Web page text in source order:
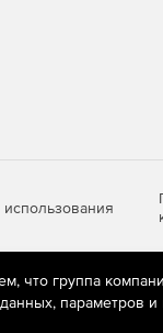
(информационные
что группа
параметров и